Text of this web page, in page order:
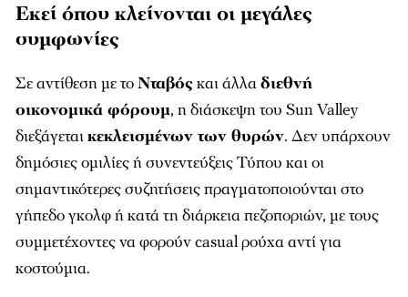
Εκεί όπου κλείνονται οι μεγάλες
συμφωνίες
Σε αντίθεση με τοΝταβόςκαι άλλαδιεθνή
οικονομικά φόρουμ, η διάσκεψη του Sun Valley
διεξάγεταικεκλεισμένων των θυρών. Δεν υπάρχουν
δημόσιες ομιλίες ή συνεντεύξεις Τύπου και οι
σημαντικότερες συζητήσεις πραγματοποιούνται στο
γήπεδο γκολφ ή κατά τη διάρκεια πεζοποριών, με τους
συμμετέχοντες να φορούν casual ρούχα αντί για
κοστούμια.